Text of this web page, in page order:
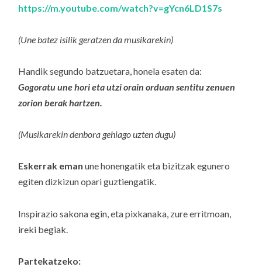
https://m.youtube.com/watch?v=gYcn6LD1S7s
(Une batez isilik geratzen da musikarekin)
Handik segundo batzuetara, honela esaten da:
Gogoratu une hori eta utzi orain orduan sentitu zenuen
zorion berak hartzen.
(Musikarekin denbora gehiago uzten dugu)
Eskerrak eman une honengatik eta bizitzak egunero
egiten dizkizun opari guztiengatik.
Inspirazio sakona egin, eta pixkanaka, zure erritmoan,
ireki begiak.
Partekatzeko: